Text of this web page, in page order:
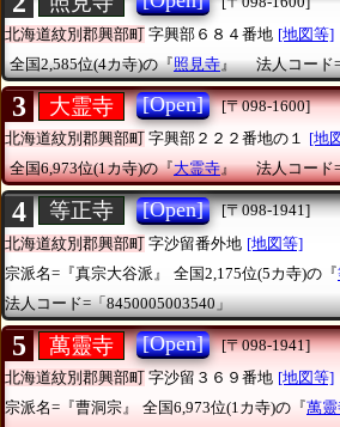
北海道紋別郡興部町 字興部６８４番地 [地図等]
全国2,585位(4カ寺)の『照見寺』 法人コード
3 大霊寺 [Open]
[〒098-1600]
北海道紋別郡興部町 字興部２２２番地の１ [地
全国6,973位(1カ寺)の『大霊寺』 法人コード
4 等正寺 [Open]
[〒098-1941]
北海道紋別郡興部町 字沙留番外地 [地図等]
宗派名=『真宗大谷派』
全国2,175位(5カ寺)の『
法人コード=「8450005003540」
5 萬靈寺 [Open]
[〒098-1941]
北海道紋別郡興部町 字沙留３６９番地 [地図等]
宗派名=『曹洞宗』
全国6,973位(1カ寺)の『萬